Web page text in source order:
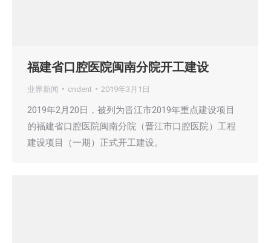
福建省口腔医院闽南分院开工建设
业界新闻 cndent 2019年3月1日
2019年2月20日，被列为晋江市2019年重点建设项目
的福建省口腔医院闽南分院（晋江市口腔医院）工程
建设项目（一期）正式开工建设。